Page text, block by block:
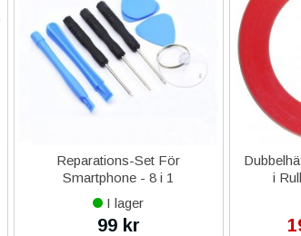
Reparations-Set För
Smartphone - 8 i 1
I lager
99 kr
i